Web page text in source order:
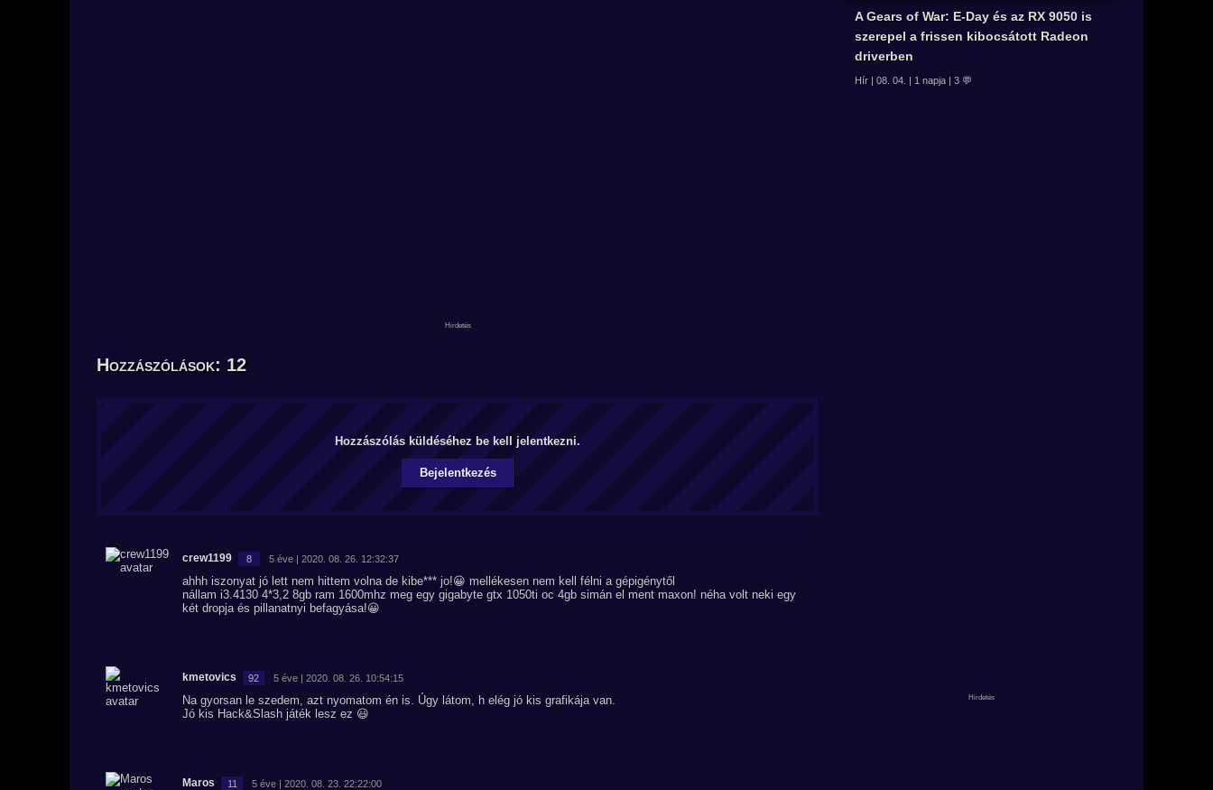
Hozzászólások: 12
Hozzászólás küldéséhez be kell jelentkezni.
Bejelentkezés
crew1199 8 5 éve | 2020. 08. 26. 12:32:37
ahhh iszonyat jó lett nem hittem volna de kibe*** jo!😀 mellékesen nem kell félni a gépigénytől
nállam i3.4130 4*3,2 8gb ram 1600mhz meg egy gigabyte gtx 1050ti oc 4gb simán el ment maxon! néha volt neki egy
két dropja és pillanatnyi befagyása!😀
kmetovics 92 5 éve | 2020. 08. 26. 10:54:15
Na gyorsan le szedem, azt nyomatom én is. Úgy látom, h elég jó kis grafikája van.
Jó kis Hack&Slash játék lesz ez 😃
Maros 11 5 éve | 2020. 08. 23. 22:22:00
A Gears of War: E-Day és az RX 9050 is
szerepel a frissen kibocsátott Radeon
driverben
Hír | 08. 04. | 1 napja | 3 💬